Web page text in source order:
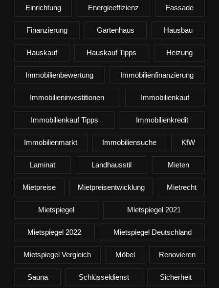
Einrichtung Energieeffizienz Fassade
Finanzierung Gartenhaus Hausbau
Hauskauf Hauskauf Tipps Heizung
Immobilienbewertung Immobilienfinanzierung
Immobilieninvestitionen Immobilienkauf
Immobilienkauf Tipps Immobilienkredit
Immobilienmarkt Immobiliensuche KfW
Laminat Landhausstil Mieten
Mietpreise Mietpreisentwicklung Mietrecht
Mietspiegel Mietspiegel 2021
Mietspiegel 2022 Mietspiegel Deutschland
Mietspiegel Vergleich Möbel Renovieren
Sauna Schlüsseldienst Sicherheit